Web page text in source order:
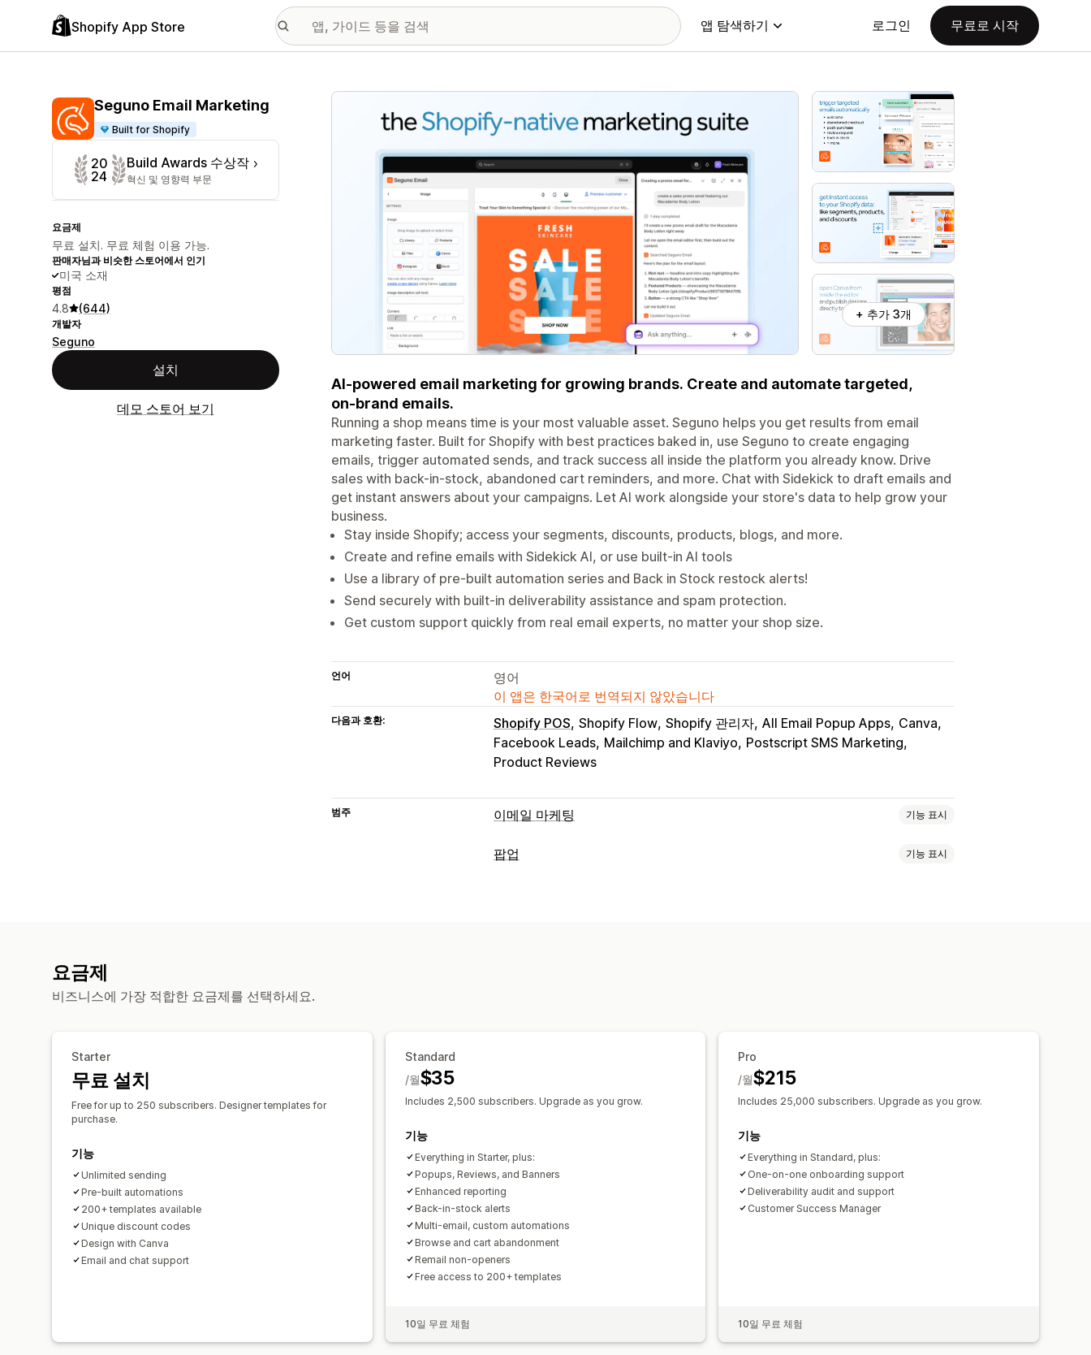
Shopify App Store 앱 탐색하기 로그인 무료로 시작
Seguno Email Marketing
Built for Shopify
20
24
Build Awards 수상작
혁신 및 영향력 부문
요금제
무료 설치. 무료 체험 이용 가능.
판매자님과 비슷한 스토어에서 인기
미국 소재
평점
4.8 (644)
개발자
Seguno
설치
데모 스토어 보기
추천 이미지 갤러리
+ 추가 3개
AI-powered email marketing for growing brands. Create and automate targeted,
on‑brand emails.
Running a shop means time is your most valuable asset. Seguno helps you get results from email
marketing faster. Built for Shopify with best practices baked in, use Seguno to create engaging
emails, trigger automated sends, and track success all inside the platform you already know. Drive
sales with back-in-stock, abandoned cart reminders, and more. Chat with Sidekick to draft emails and
get instant answers about your campaigns. Let AI work alongside your store's data to help grow your
business.
Stay inside Shopify; access your segments, discounts, products, blogs, and more.
Create and refine emails with Sidekick AI, or use built-in AI tools
Use a library of pre-built automation series and Back in Stock restock alerts!
Send securely with built-in deliverability assistance and spam protection.
Get custom support quickly from real email experts, no matter your shop size.
언어
영어
이 앱은 한국어로 번역되지 않았습니다
다음과 호환: Shopify POS Shopify Flow Shopify 관리자 All Email Popup Apps Canva
Facebook Leads Mailchimp and Klaviyo Postscript SMS Marketing
Product Reviews
범주 이메일 마케팅 기능 표시
캠페인 유형
이메일 도메인 이메일 캡처 목록
세분화
팝업 기능 표시
위치 정보
요금제
비즈니스에 가장 적합한 요금제를 선택하세요.
Starter
무료 설치
Free for up to 250 subscribers. Designer templates for
purchase.
기능
Unlimited sending
Pre-built automations
200+ templates available
Unique discount codes
Design with Canva
Email and chat support
Standard
$35
/월
Includes 2,500 subscribers. Upgrade as you grow.
기능
Everything in Starter, plus:
Popups, Reviews, and Banners
Enhanced reporting
Back-in-stock alerts
Multi-email, custom automations
Browse and cart abandonment
Remail non-openers
Free access to 200+ templates
10일 무료 체험
Pro
$215
/월
Includes 25,000 subscribers. Upgrade as you grow.
기능
Everything in Standard, plus:
One-on-one onboarding support
Deliverability audit and support
Customer Success Manager
10일 무료 체험